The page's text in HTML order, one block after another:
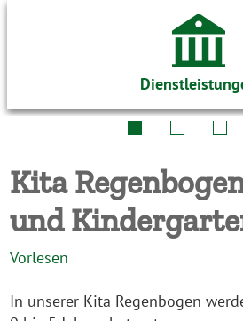
Kita
und
Vorlesen
In unserer Kita Regenbogen